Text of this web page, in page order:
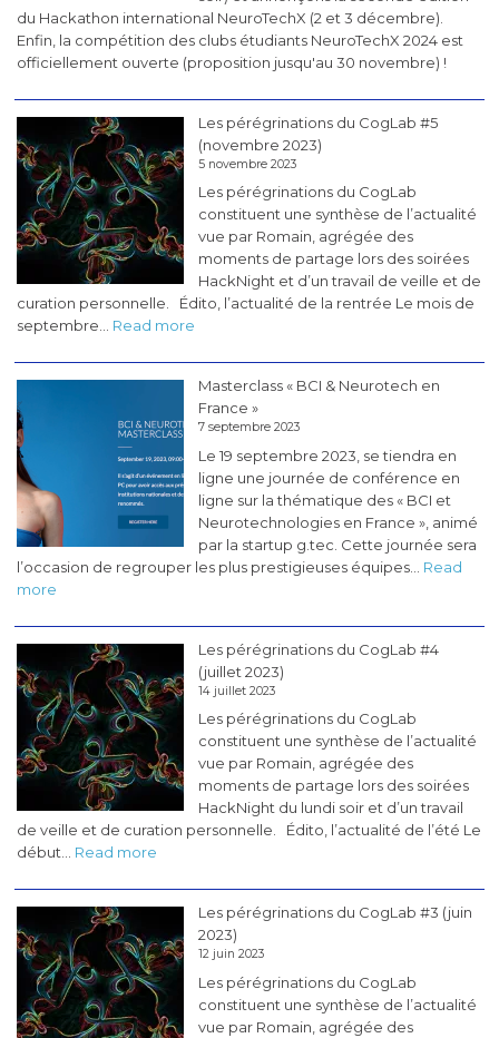
du Hackathon international NeuroTechX (2 et 3 décembre).
Enfin, la compétition des clubs étudiants NeuroTechX 2024 est
officiellement ouverte (proposition jusqu'au 30 novembre) !
Les pérégrinations du CogLab #5
(novembre 2023)
5 novembre 2023
Les pérégrinations du CogLab
constituent une synthèse de l’actualité
vue par Romain, agrégée des
moments de partage lors des soirées
HackNight et d’un travail de veille et de
curation personnelle. Édito, l’actualité de la rentrée Le mois de
septembre… Read more
pérégrinations
du
CogLab
#5
(novembre
2023)
Masterclass « BCI & Neurotech en
France »
7 septembre 2023
Le 19 septembre 2023, se tiendra en
ligne une journée de conférence en
ligne sur la thématique des « BCI et
Neurotechnologies en France », animé
par la startup g.tec. Cette journée sera
l’occasion de regrouper les plus prestigieuses équipes… Read
more
«
&
Neurotech
en
France
»
Les pérégrinations du CogLab #4
(juillet 2023)
14 juillet 2023
Les pérégrinations du CogLab
constituent une synthèse de l’actualité
vue par Romain, agrégée des
moments de partage lors des soirées
HackNight du lundi soir et d’un travail
de veille et de curation personnelle. Édito, l’actualité de l’été Le
début… Read more
pérégrinations
CogLab
#4
(juillet
2023)
Les pérégrinations du CogLab #3 (juin
2023)
12 juin 2023
Les pérégrinations du CogLab
constituent une synthèse de l’actualité
vue par Romain, agrégée des